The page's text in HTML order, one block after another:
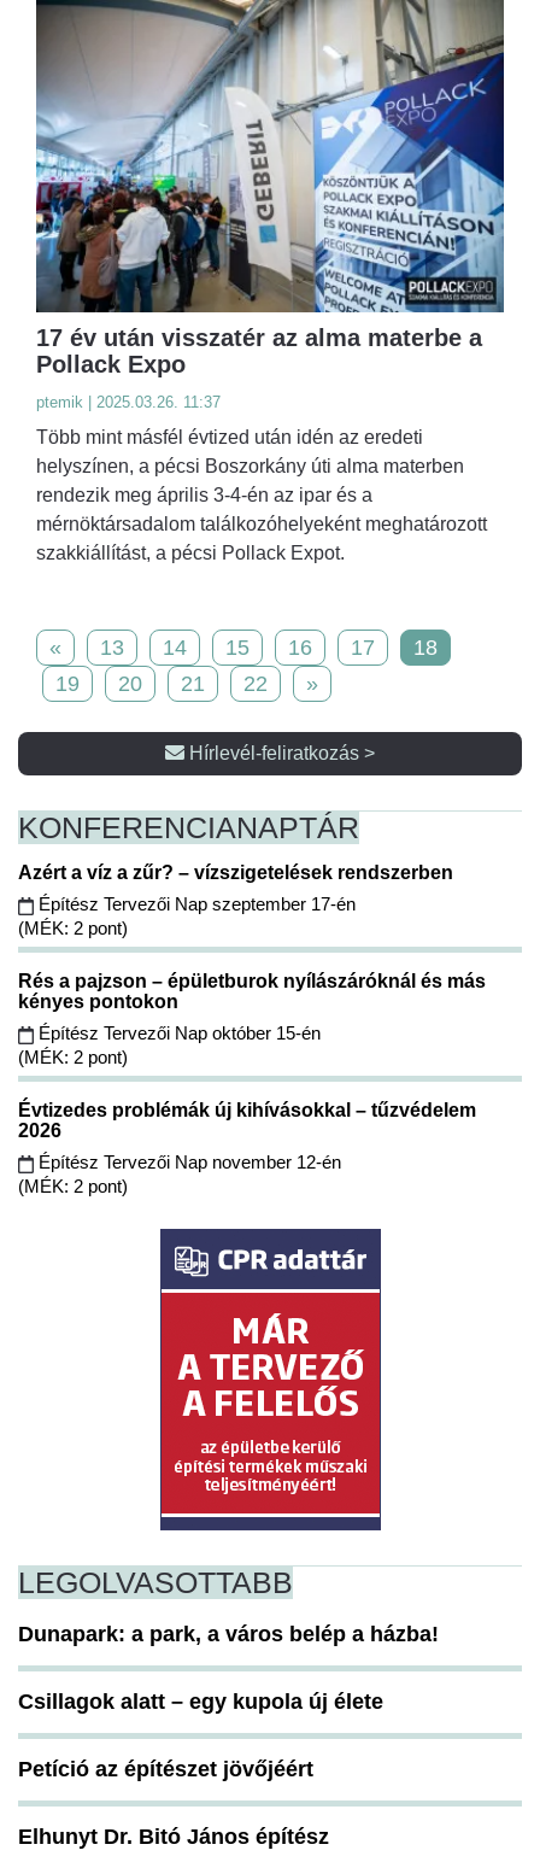
17 év után visszatér az alma materbe a
Pollack Expo
ptemik | 2025.03.26. 11:37
Több mint másfél évtized után idén az eredeti
helyszínen, a pécsi Boszorkány úti alma materben
rendezik meg április 3-4-én az ipar és a
mérnöktársadalom találkozóhelyeként meghatározott
szakkiállítást, a pécsi Pollack Expot.
« 13 14 15 16 17
18
19
20 21 22 »
Hírlevél-feliratkozás >
KONFERENCIANAPTÁR
Azért a víz a zűr? – vízszigetelések rendszerben
Építész Tervezői Nap szeptember 17-én
(MÉK: 2 pont)
Rés a pajzson – épületburok nyílászáróknál és más
kényes pontokon
Építész Tervezői Nap október 15-én
(MÉK: 2 pont)
Évtizedes problémák új kihívásokkal – tűzvédelem
2026
Építész Tervezői Nap november 12-én
(MÉK: 2 pont)
LEGOLVASOTTABB
Dunapark: a park, a város belép a házba!
Csillagok alatt – egy kupola új élete
Petíció az építészet jövőjéért
Elhunyt Dr. Bitó János építész